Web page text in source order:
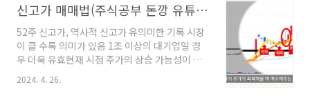
있는 위치인지 대형주일 경우밸류에이션 지표
PER PBR..
리적 허들이 생길 수 있는 구간 저항구간에서 일
50% 스윙에서는 저항구간 돌파뒤 일부 익절 나
머지 홀딩 매수하는 지점으로부터 1차 적인 저
항구간, 근처나 돌파뒤 상황 확인 일부매도 돌파
뒤 더 상승할 시 남은 물량은 그 다음 저항구간으
신고가 매매법(주식공부 돈깡 유튜브)
52주 신고가, 역사적 신고가 유의미한 기록 시장
이 클 수록 의미가 있음 1조 이상의 대기업일 경
우 더욱 유효현재 시점 주가의 상승 가능성이 높
다고 판단하는 사람들이 많다고 볼 수 있다. 가격
모멘텀 발생 상승추세가 이어지는지 확인 매수,
2024. 4. 26.